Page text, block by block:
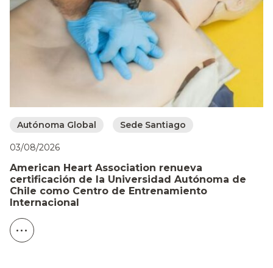
Autónoma Global Sede Santiago
03/08/2026
American Heart Association renueva
certificación de la Universidad Autónoma de
Chile como Centro de Entrenamiento
Internacional